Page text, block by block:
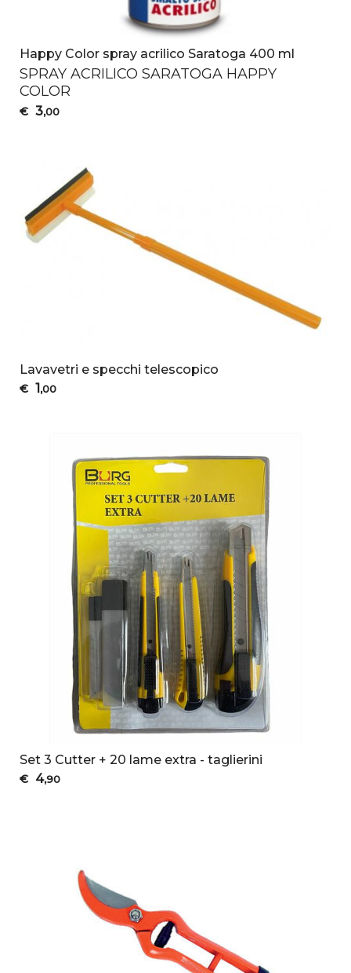
Happy Color spray acrilico Saratoga 400 ml
SPRAY ACRILICO SARATOGA HAPPY
COLOR
€ 3,00
Lavavetri e specchi telescopico
€ 1,00
Set 3 Cutter + 20 lame extra - taglierini
€ 4,90